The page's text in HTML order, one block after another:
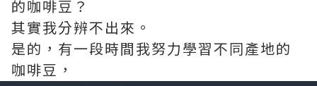
的咖啡豆？
其實我分辨不出來。
是的，有一段時間我努力學習不同產地的
咖啡豆，